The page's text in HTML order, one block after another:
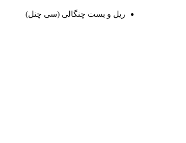
ریل و بست چنگالی (سی چنل)